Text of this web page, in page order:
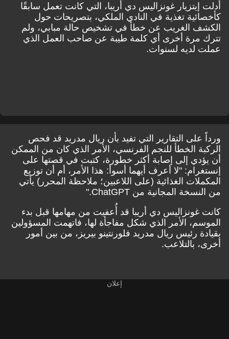
أدلت إيتزيار غونزاليس دي أريبا، التي كانت تعمل سابقًا
كأخصائية تغذية في النادي الملكي، بتصريحات حول
الكشف الغريب عن خطأ في تشخيص حالة مبابي، ولم
تترك مرة أخرى أي كلمة طيبة عن صاحب العمل الذي
عملت لديه لسنوات.
ورداً على التقارير التي تفيد بأن ريال مدريد قد فحص
الركبة الخطأ للنجم الفرنسي، الأمر الذي كان من الممكن
أن يؤدي إلى إصابة أكثر خطورة، كتبت في قصتها على
إنستغرام: "لا أعرف أيهما أسوأ: هذا الأمر، أم أن توزيع
المكملات الغذائية (على اللاعبين؛ ملاحظة المحرر) يأتي
من النسخة المجانية من ChatGPT."
كانت غونزاليس دي أريبا قد أُعفيت من مهامها قبل بدء
الموسم، الأمر الذي شكل مفاجأة لها، فاتهمت المسؤولين
بقيادة رئيس ريال مدريد فلورنتينو بيريز، من بين أمور
أخرى، بالتلاعب.
إعلان